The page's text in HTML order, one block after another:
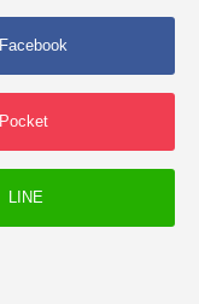
Facebook
Pocket
LINE